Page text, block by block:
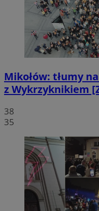
Mikołów: tłumy
z Wykrzyknikiem
38
35